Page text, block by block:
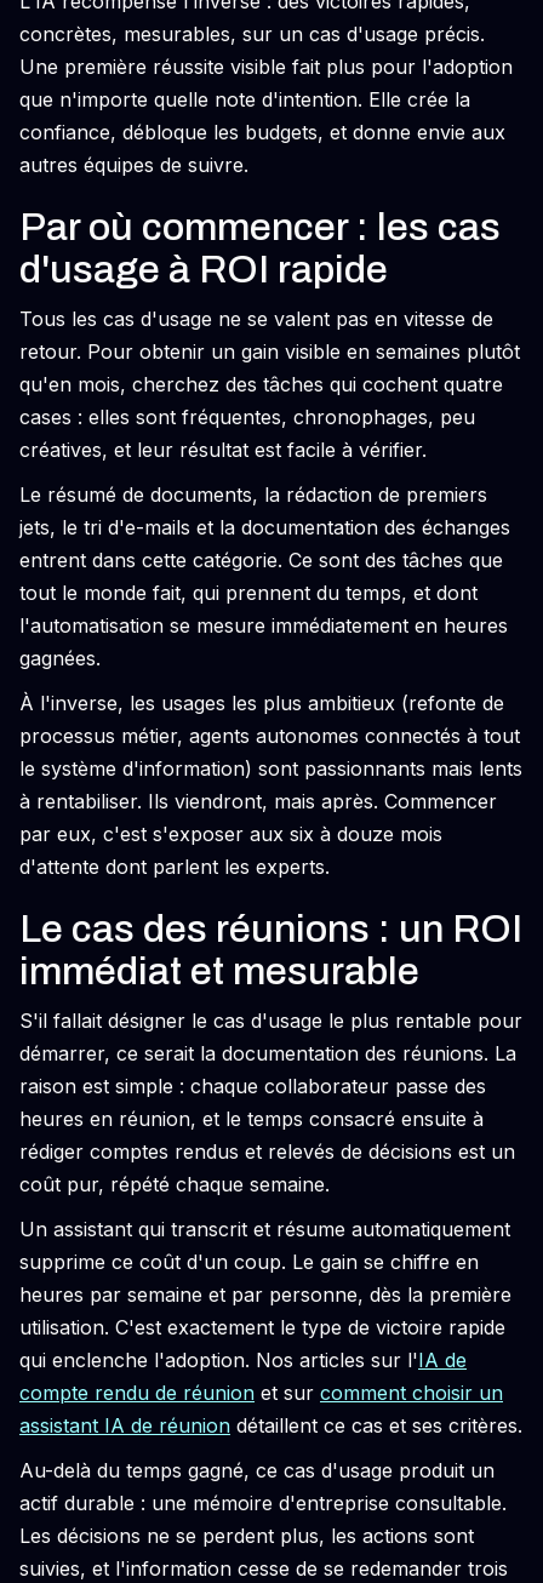
concrètes, mesurables, sur un cas d'usage précis.
Une première réussite visible fait plus pour l'adoption
que n'importe quelle note d'intention. Elle crée la
confiance, débloque les budgets, et donne envie aux
autres équipes de suivre.
Par où commencer : les cas
d'usage à ROI rapide
Tous les cas d'usage ne se valent pas en vitesse de
retour. Pour obtenir un gain visible en semaines plutôt
qu'en mois, cherchez des tâches qui cochent quatre
cases : elles sont fréquentes, chronophages, peu
créatives, et leur résultat est facile à vérifier.
Le résumé de documents, la rédaction de premiers
jets, le tri d'e-mails et la documentation des échanges
entrent dans cette catégorie. Ce sont des tâches que
tout le monde fait, qui prennent du temps, et dont
l'automatisation se mesure immédiatement en heures
gagnées.
À l'inverse, les usages les plus ambitieux (refonte de
processus métier, agents autonomes connectés à tout
le système d'information) sont passionnants mais lents
à rentabiliser. Ils viendront, mais après. Commencer
par eux, c'est s'exposer aux six à douze mois
d'attente dont parlent les experts.
Le cas des réunions : un ROI
immédiat et mesurable
S'il fallait désigner le cas d'usage le plus rentable pour
démarrer, ce serait la documentation des réunions. La
raison est simple : chaque collaborateur passe des
heures en réunion, et le temps consacré ensuite à
rédiger comptes rendus et relevés de décisions est un
coût pur, répété chaque semaine.
Un assistant qui transcrit et résume automatiquement
supprime ce coût d'un coup. Le gain se chiffre en
heures par semaine et par personne, dès la première
utilisation. C'est exactement le type de victoire rapide
qui enclenche l'adoption. Nos articles sur l'IA de
compte rendu de réunion et sur comment choisir un
assistant IA de réunion détaillent ce cas et ses critères.
Au-delà du temps gagné, ce cas d'usage produit un
actif durable : une mémoire d'entreprise consultable.
Les décisions ne se perdent plus, les actions sont
suivies, et l'information cesse de se redemander trois